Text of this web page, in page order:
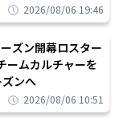
2026/08/06 19:46
ズン開幕ロスター
ームカルチャーを
ンへ
2026/08/06 10:51